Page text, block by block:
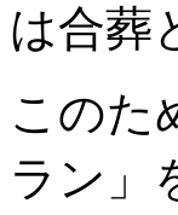
は合葬
このた
ラン」